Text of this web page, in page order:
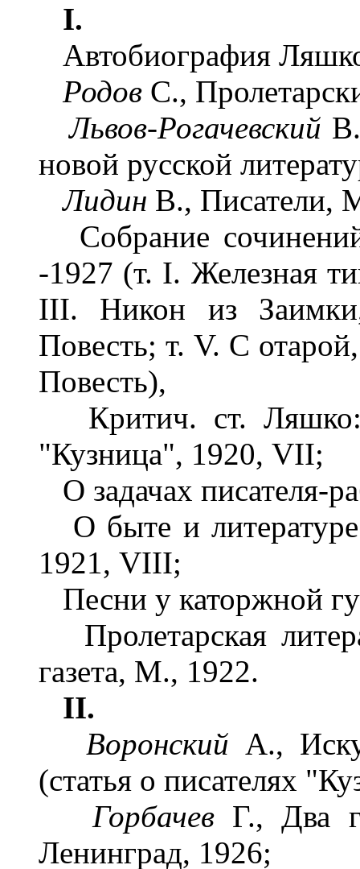
I.
Автобиография
Родов С.,
Львов-Рогачевский
новой русской
Лидин В., Писатели,
Собрание
-1927 (т. I. Железная
III. Никон из
Повесть; т. V. С
Повесть),
Критич. ст. Ляшко:
"Кузница", 1920, VII;
О задачах писателя-
О быте и
1921, VIII;
Песни у каторжной
Пролетарская
газета, М., 1922.
II.
Воронский А.,
(статья о писателях
ГорбачевГ., Два
Ленинград, 1926;